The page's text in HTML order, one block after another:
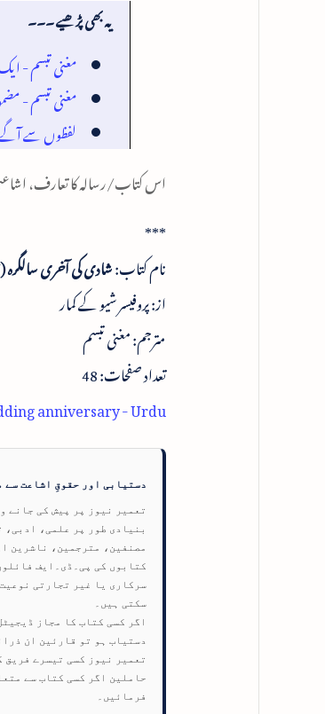
یہ بھی پڑھیے ۔۔۔
مغنی تبسم -
مغنی تبسم -
لفظوں سے آگے
اس کتاب/رسالہ کا تعارف،
***
نام کتاب:شادی کی آخری سالگرہ
از: پروفیسر شیو کے کمار
مترجم: مغنی تبسم
تعداد صفحات: 48
anniversary - Urdu
دستیابی اور حقوقِ اشاعت سے
تعمیر نیوز پر پیش کی جانے
بنیادی طور پر علمی،
مصنفین، مترجمین، ناشرین
سرکاری یا غیر تجارتی
سکتی ہیں۔
اگر کسی کتاب کا مجاز
دستیاب ہو تو قارئین ان
تعمیر نیوز کسی تیسرے فریق
حاملین اگر کسی کتاب سے
فرمائیں۔